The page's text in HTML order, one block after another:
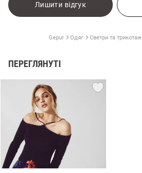
Лишити відгук
Gepur Одяг Светри та трикотаж
ПЕРЕГЛЯНУТІ